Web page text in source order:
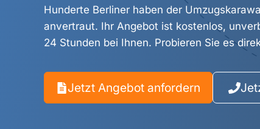
Hunderte Berliner haben der
anvertraut. Ihr Angebot ist kostenlos,
24 Stunden bei Ihnen. Probieren Sie es
Jetzt Angebot anfordern